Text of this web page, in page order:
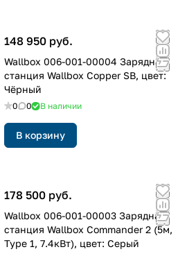
148 950 руб.
Wallbox 006-001-00004 Зарядная
станция Wallbox Copper SB, цвет:
Чёрный
0 0 В наличии
В корзину
178 500 руб.
Wallbox 006-001-00003 Зарядная
станция Wallbox Commander 2 (5м,
Type 1, 7.4кВт), цвет: Серый